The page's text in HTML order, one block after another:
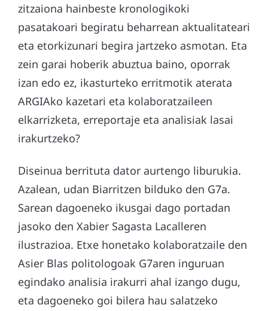
zitzaiona hainbeste kronologikoki
pasatakoari begiratu beharrean aktualitateari
eta etorkizunari begira jartzeko asmotan. Eta
zein garai hoberik abuztua baino, oporrak
izan edo ez, ikasturteko erritmotik aterata
ARGIAko kazetari eta kolaboratzaileen
elkarrizketa, erreportaje eta analisiak lasai
irakurtzeko?
Diseinua berrituta dator aurtengo liburukia.
Azalean, udan Biarritzen bilduko den G7a.
Sarean dagoeneko ikusgai dago portadan
jasoko den Xabier Sagasta Lacalleren
ilustrazioa. Etxe honetako kolaboratzaile den
Asier Blas politologoak G7aren inguruan
egindako analisia irakurri ahal izango dugu,
eta dagoeneko goi bilera hau salatzeko